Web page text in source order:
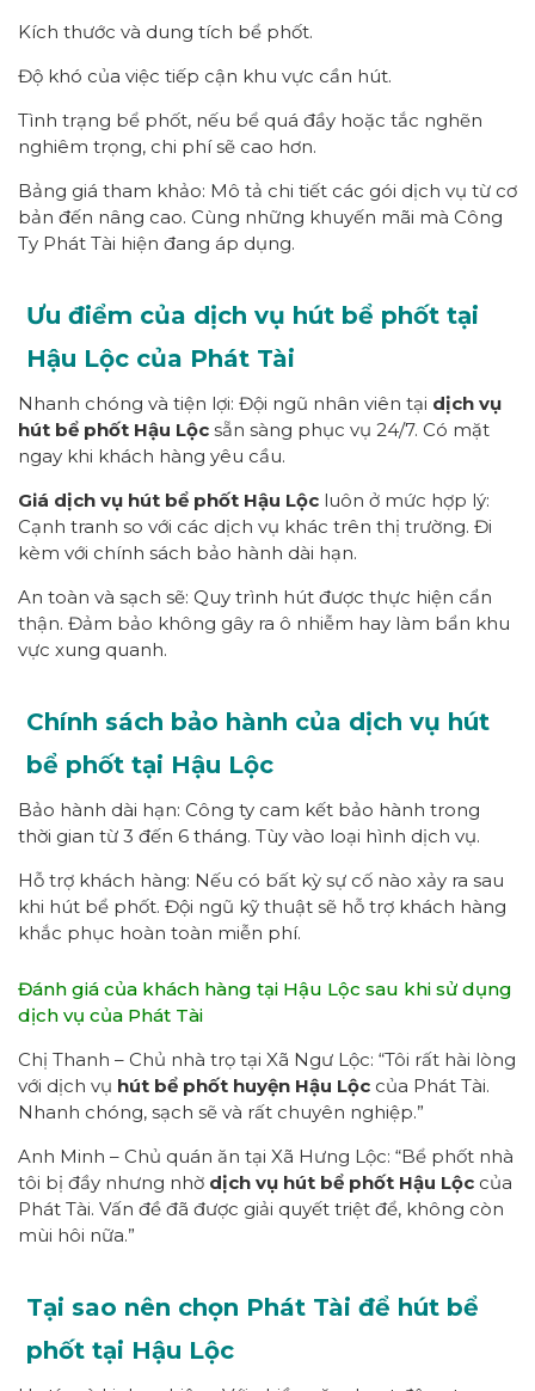
Kích thước và dung tích bể phốt.
Độ khó của việc tiếp cận khu vực cần hút.
Tình trạng bể phốt, nếu bể quá đầy hoặc tắc nghẽn
nghiêm trọng, chi phí sẽ cao hơn.
Bảng giá tham khảo: Mô tả chi tiết các gói dịch vụ từ cơ
bản đến nâng cao. Cùng những khuyến mãi mà Công
Ty Phát Tài hiện đang áp dụng.
Ưu điểm của dịch vụ hút bể phốt tại
Hậu Lộc của Phát Tài
Nhanh chóng và tiện lợi: Đội ngũ nhân viên tại dịch vụ
hút bể phốt Hậu Lộc sẵn sàng phục vụ 24/7. Có mặt
ngay khi khách hàng yêu cầu.
Giá dịch vụ hút bể phốt Hậu Lộc luôn ở mức hợp lý:
Cạnh tranh so với các dịch vụ khác trên thị trường. Đi
kèm với chính sách bảo hành dài hạn.
An toàn và sạch sẽ: Quy trình hút được thực hiện cẩn
thận. Đảm bảo không gây ra ô nhiễm hay làm bẩn khu
vực xung quanh.
Chính sách bảo hành của dịch vụ hút
bể phốt tại Hậu Lộc
Bảo hành dài hạn: Công ty cam kết bảo hành trong
thời gian từ 3 đến 6 tháng. Tùy vào loại hình dịch vụ.
Hỗ trợ khách hàng: Nếu có bất kỳ sự cố nào xảy ra sau
khi hút bể phốt. Đội ngũ kỹ thuật sẽ hỗ trợ khách hàng
khắc phục hoàn toàn miễn phí.
Đánh giá của khách hàng tại Hậu Lộc sau khi sử dụng
dịch vụ của Phát Tài
Chị Thanh – Chủ nhà trọ tại Xã Ngư Lộc: “Tôi rất hài lòng
với dịch vụ hút bể phốt huyện Hậu Lộc của Phát Tài.
Nhanh chóng, sạch sẽ và rất chuyên nghiệp.”
Anh Minh – Chủ quán ăn tại Xã Hưng Lộc: “Bể phốt nhà
tôi bị đầy nhưng nhờ dịch vụ hút bể phốt Hậu Lộc của
Phát Tài. Vấn đề đã được giải quyết triệt để, không còn
mùi hôi nữa.”
Tại sao nên chọn Phát Tài để hút bể
phốt tại Hậu Lộc